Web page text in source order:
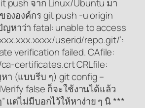
push จาก Linux/Ubuntu มา
ององค์กร git push -u origin
หาว่า fatal: unable to access
userid/repo.git/’:
verification failed. CAfile:
certificates.crt CRLfile:
า (แบบรีบ ๆ) git config –
false ก็จะใช้งานได้แล้ว
” แต่ไม่มีบอกไว้ให้หาง่าย ๆ นิ ***